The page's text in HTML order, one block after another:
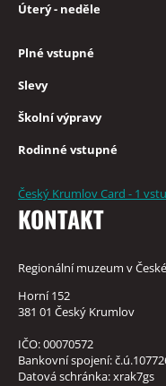
Úterý - neděle
Plné vstupné
Slevy
Školní výpravy
Rodinné vstupné
Český Krumlov Card - 1
KONTAKT
Regionální muzeum v
Horní 152
381 01 Český Krumlov
IČO: 00070572
Bankovní spojení:
Datová schránka: xrak7gs